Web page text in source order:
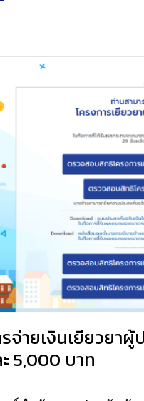
จ่ายเงินเยียวยา
5,000 บาท